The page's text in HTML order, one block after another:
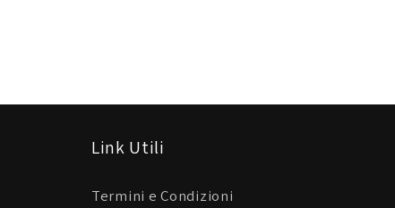
Link Utili
Termini e Condizioni